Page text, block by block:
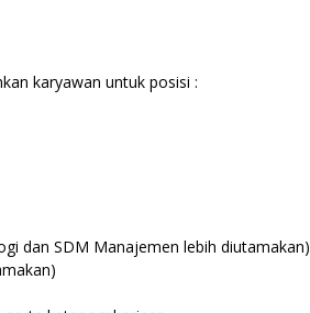
karyawan untuk posisi :
dan SDM Manajemen lebih diutamakan)